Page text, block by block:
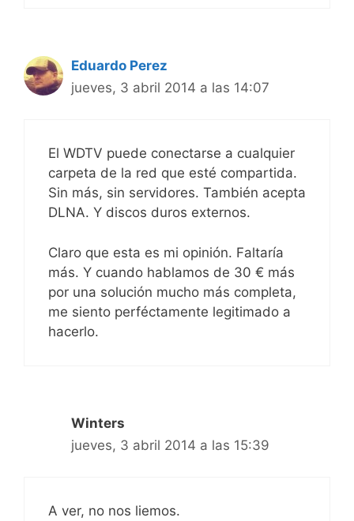
Eduardo Perez
jueves, 3 abril 2014 a las 14:07
El WDTV puede conectarse a cualquier
carpeta de la red que esté compartida.
Sin más, sin servidores. También acepta
DLNA. Y discos duros externos.
Claro que esta es mi opinión. Faltaría
más. Y cuando hablamos de 30 € más
por una solución mucho más completa,
me siento perféctamente legitimado a
hacerlo.
Winters
jueves, 3 abril 2014 a las 15:39
A ver, no nos liemos.